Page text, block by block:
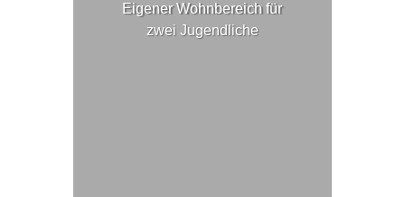
Eigener Wohnbereich für
zwei Jugendliche